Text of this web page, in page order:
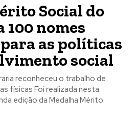
Social do
100 nomes
as políticas
social
reconheceu o trabalho de
físicas Foi realizada nesta
edição da Medalha Mérito